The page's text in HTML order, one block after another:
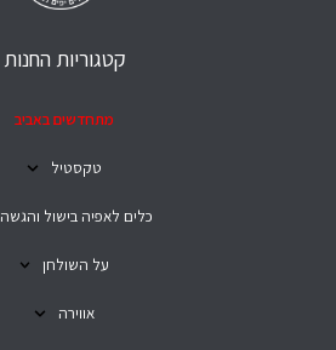
קטגוריות החנות
מתחדשים באביב
טקסטיל
כלים לאפיה בישול והגשה
על השולחן
אווירה